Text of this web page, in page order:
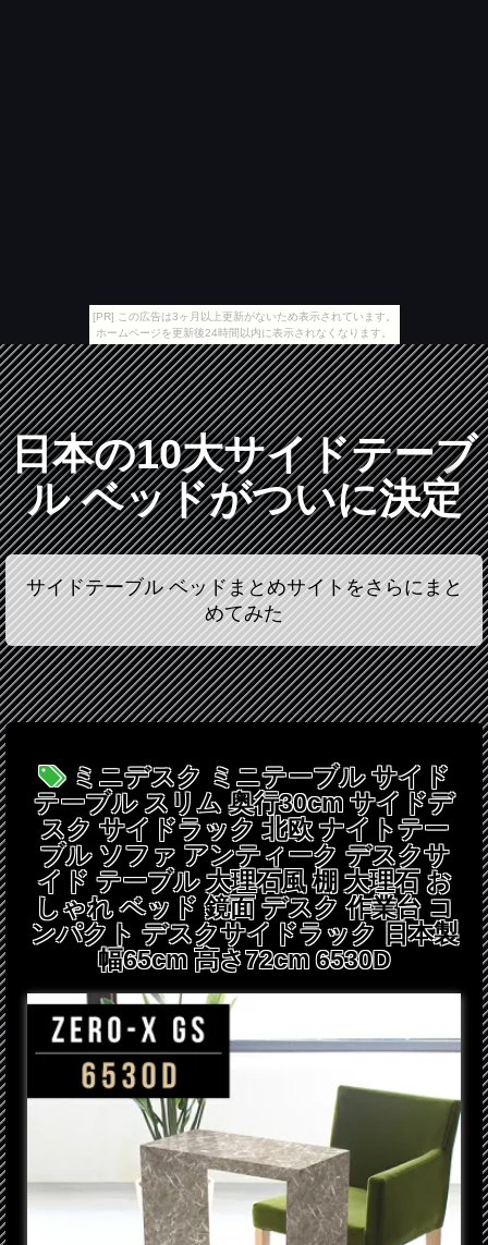
[PR] この広告は3ヶ月以上更新がないため表示されています。
ホームページを更新後24時間以内に表示されなくなります。
日本の10大サイドテーブ
ル ベッドがついに決定
サイドテーブル ベッドまとめサイトをさらにまと
めてみた
ミニデスク ミニテーブル サイド
テーブル スリム 奥行30cm サイドデ
スク サイドラック 北欧 ナイトテー
ブル ソファ アンティーク デスクサ
イド テーブル 大理石風 棚 大理石 お
しゃれ ベッド 鏡面 デスク 作業台 コ
ンパクト デスクサイドラック 日本製
幅65cm 高さ72cm 6530D